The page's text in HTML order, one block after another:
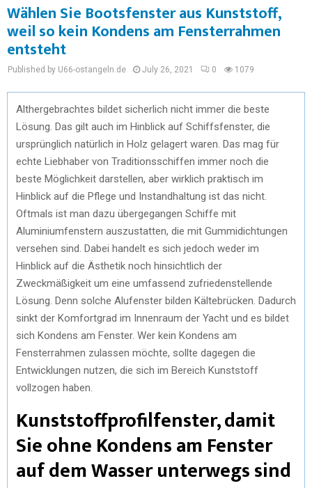
Wählen Sie Bootsfenster aus Kunststoff,
weil so kein Kondens am Fensterrahmen
entsteht
Published by U66-ostangeln.de July 26, 2021 0 1079
Althergebrachtes bildet sicherlich nicht immer die beste
Lösung. Das gilt auch im Hinblick auf Schiffsfenster, die
ursprünglich natürlich in Holz gelagert waren. Das mag für
echte Liebhaber von Traditionsschiffen immer noch die
beste Möglichkeit darstellen, aber wirklich praktisch im
Hinblick auf die Pflege und Instandhaltung ist das nicht.
Oftmals ist man dazu übergegangen Schiffe mit
Aluminiumfenstern auszustatten, die mit Gummidichtungen
versehen sind. Dabei handelt es sich jedoch weder im
Hinblick auf die Ästhetik noch hinsichtlich der
Zweckmäßigkeit um eine umfassend zufriedenstellende
Lösung. Denn solche Alufenster bilden Kältebrücken. Dadurch
sinkt der Komfortgrad im Innenraum der Yacht und es bildet
sich Kondens am Fenster. Wer kein Kondens am
Fensterrahmen zulassen möchte, sollte dagegen die
Entwicklungen nutzen, die sich im Bereich Kunststoff
vollzogen haben.
Kunststoffprofilfenster, damit
Sie ohne Kondens am Fenster
auf dem Wasser unterwegs sind